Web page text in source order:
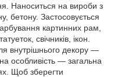
Наноситься на вироби з
бетону. Застосовується
картинних рам,
свічників, ікон.
внутрішнього декору —
особливість — загальна
Щоб зберегти